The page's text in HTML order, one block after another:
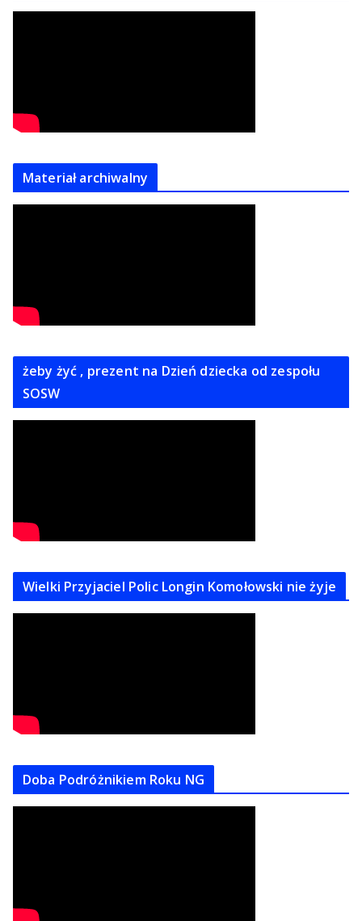
Materiał archiwalny
żeby żyć , prezent na Dzień dziecka od zespołu
SOSW
Wielki Przyjaciel Polic Longin Komołowski nie żyje
Doba Podróżnikiem Roku NG